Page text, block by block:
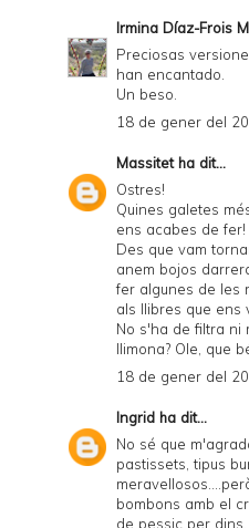
Irmina Díaz-Frois
Preciosas
han encantado.
Un beso.
18 de gener del
Massitetha dit...
Ostres!
Quines galetes
ens acabes de fer!
Des que vam
anem bojos
fer algunes de les
als llibres que ens
No s'ha de filtra ni
llimona? Ole, que
18 de gener del
Ingrid ha dit...
No sé que
pastissets, tipus
bombons amb el
de pessic per